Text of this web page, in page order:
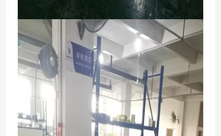
अस्पताल बच्चे पालना
इलेक्ट्रिक नर्सिंग बिस्तर
मैनुअल अस्पताल के बिस्तर
आपातकालीन स्ट्रेचर ट्रॉली
रैखिक एक्ट्यूएटर नियंत्रक